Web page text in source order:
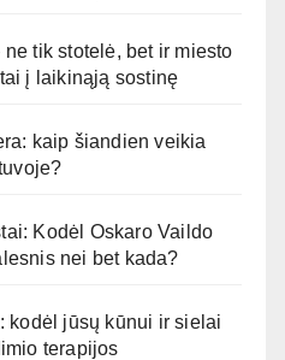
tik stotelė, bet ir miesto
į laikinąją sostinę
kaip šiandien veikia
Kodėl Oskaro Vaildo
nei bet kada?
kodėl jūsų kūnui ir sielai
terapijos